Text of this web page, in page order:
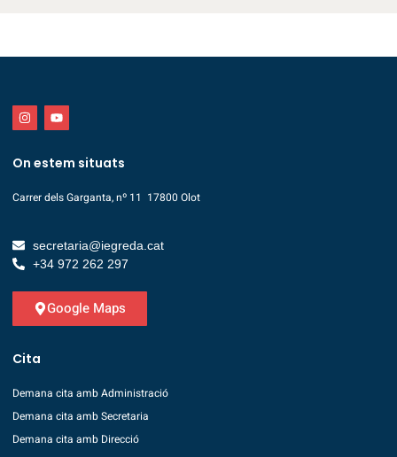
On estem situats
Carrer dels Garganta, nº 11 17800 Olot
secretaria@iegreda.cat
+34 972 262 297
Google Maps
Cita
Demana cita amb Administració
Demana cita amb Secretaria
Demana cita amb Direcció